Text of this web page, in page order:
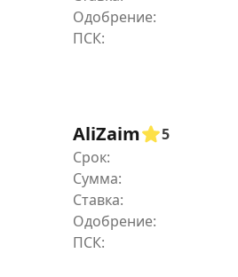
Одобрение:
AliZaim
5
Срок:
Сумма:
Ставка:
Одобрение: